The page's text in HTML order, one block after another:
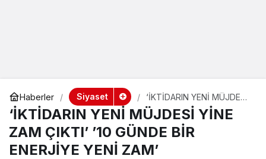
Haberler Siyaset
‘İKTİDARIN YENİ MÜJDESİ
YİNE ZAM ÇIKTI’ ’10
GÜNDE BİR ENERJİYE YENİ
ZAM’
‘İKTİDARIN YENİ MÜJDESİ YİNE
ZAM ÇIKTI’ ’10 GÜNDE BİR
ENERJİYE YENİ ZAM’